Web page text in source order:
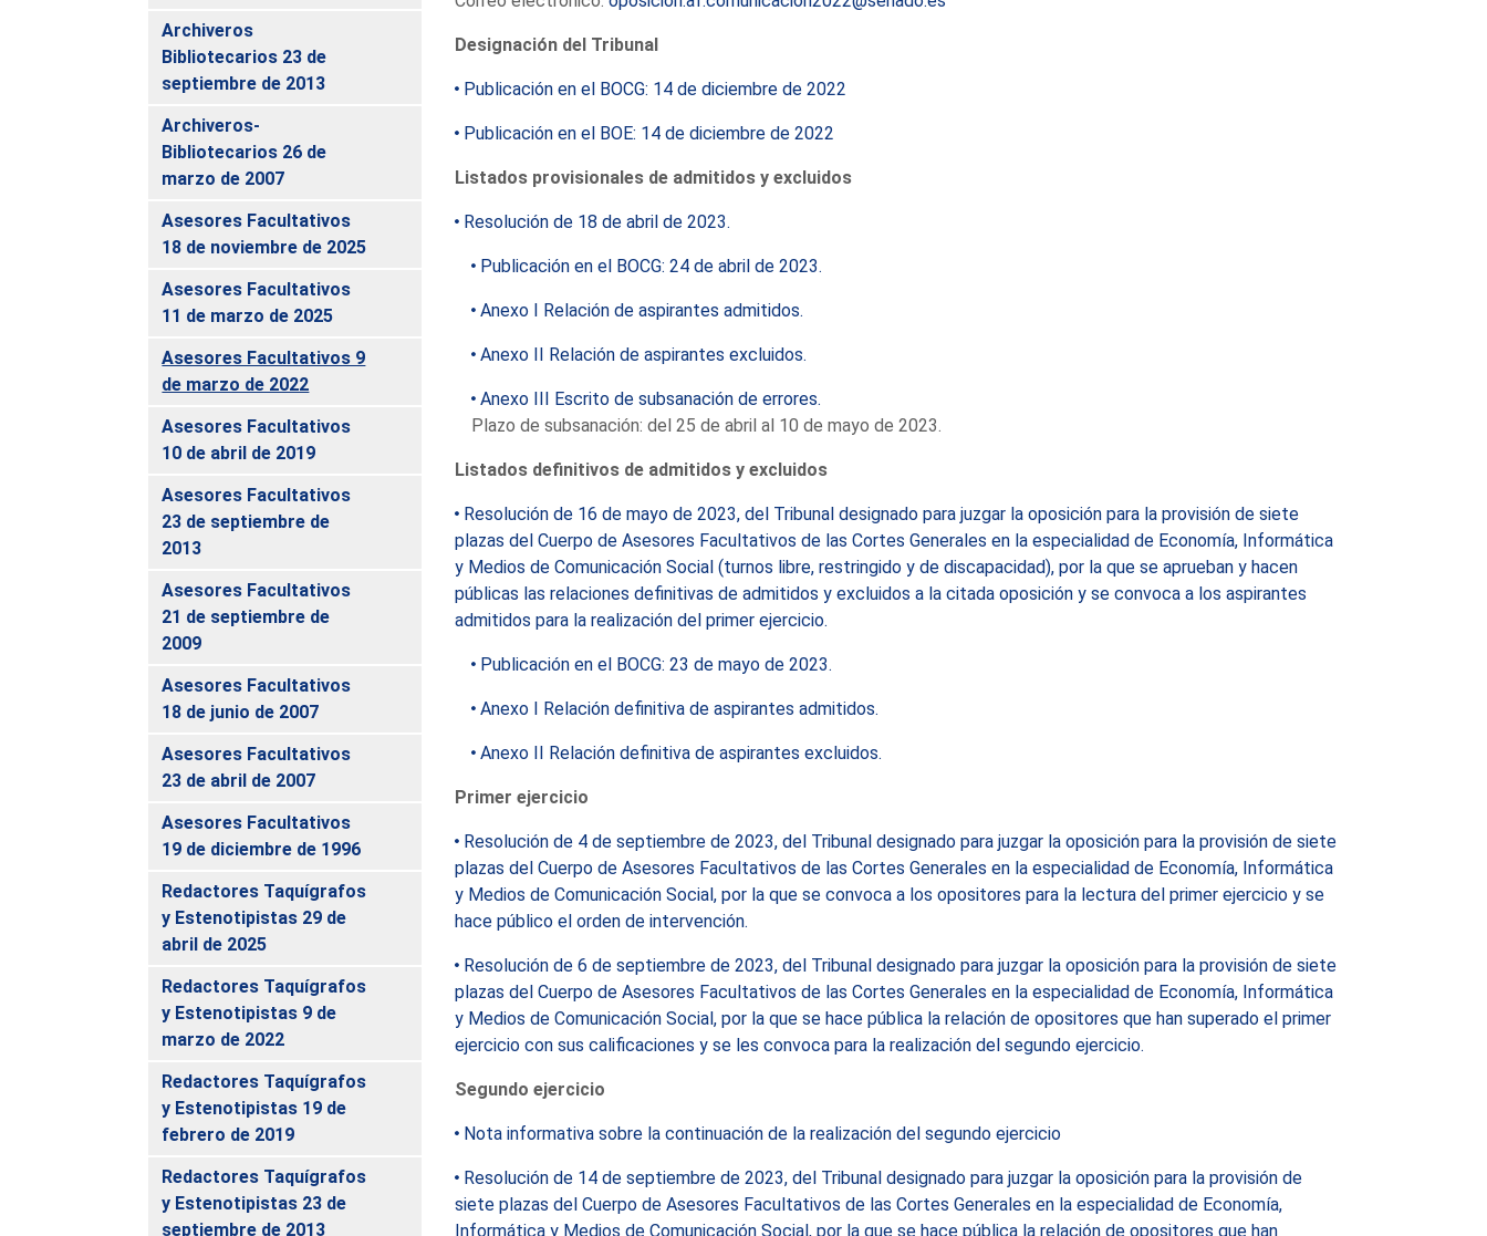
Archiveros
Bibliotecarios 23 de
septiembre de 2013
Archiveros-
Bibliotecarios 26 de
marzo de 2007
Asesores Facultativos
18 de noviembre de 2025
Asesores Facultativos
11 de marzo de 2025
Asesores Facultativos 9
de marzo de 2022
Asesores Facultativos
10 de abril de 2019
Asesores Facultativos
23 de septiembre de
2013
Asesores Facultativos
21 de septiembre de
2009
Asesores Facultativos
18 de junio de 2007
Asesores Facultativos
23 de abril de 2007
Asesores Facultativos
19 de diciembre de 1996
Redactores Taquígrafos
y Estenotipistas 29 de
abril de 2025
Redactores Taquígrafos
y Estenotipistas 9 de
marzo de 2022
Redactores Taquígrafos
y Estenotipistas 19 de
febrero de 2019
Redactores Taquígrafos
y Estenotipistas 23 de
septiembre de 2013
Designación del Tribunal
Publicación en el BOCG: 14 de diciembre de 2022
Publicación en el BOE: 14 de diciembre de 2022
Listados provisionales de admitidos y excluidos
Resolución de 18 de abril de 2023.
Publicación en el BOCG: 24 de abril de 2023.
Anexo I Relación de aspirantes admitidos.
Anexo II Relación de aspirantes excluidos.
Anexo III Escrito de subsanación de errores.
Plazo de subsanación: del 25 de abril al 10 de mayo de 2023.
Listados definitivos de admitidos y excluidos
Resolución de 16 de mayo de 2023, del Tribunal designado para juzgar la oposición para la provisión de siete
plazas del Cuerpo de Asesores Facultativos de las Cortes Generales en la especialidad de Economía, Informática
y Medios de Comunicación Social (turnos libre, restringido y de discapacidad), por la que se aprueban y hacen
públicas las relaciones definitivas de admitidos y excluidos a la citada oposición y se convoca a los aspirantes
admitidos para la realización del primer ejercicio.
Publicación en el BOCG: 23 de mayo de 2023.
Anexo I Relación definitiva de aspirantes admitidos.
Anexo II Relación definitiva de aspirantes excluidos.
Primer ejercicio
Resolución de 4 de septiembre de 2023, del Tribunal designado para juzgar la oposición para la provisión de siete
plazas del Cuerpo de Asesores Facultativos de las Cortes Generales en la especialidad de Economía, Informática
y Medios de Comunicación Social, por la que se convoca a los opositores para la lectura del primer ejercicio y se
hace público el orden de intervención.
Resolución de 6 de septiembre de 2023, del Tribunal designado para juzgar la oposición para la provisión de siete
plazas del Cuerpo de Asesores Facultativos de las Cortes Generales en la especialidad de Economía, Informática
y Medios de Comunicación Social, por la que se hace pública la relación de opositores que han superado el primer
ejercicio con sus calificaciones y se les convoca para la realización del segundo ejercicio.
Segundo ejercicio
Nota informativa sobre la continuación de la realización del segundo ejercicio
Resolución de 14 de septiembre de 2023, del Tribunal designado para juzgar la oposición para la provisión de
siete plazas del Cuerpo de Asesores Facultativos de las Cortes Generales en la especialidad de Economía,
Informática y Medios de Comunicación Social, por la que se hace pública la relación de opositores que han